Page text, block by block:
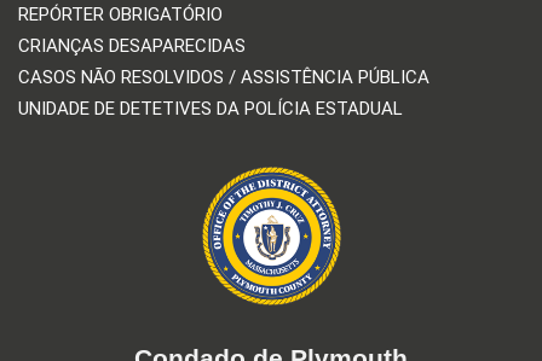
REPÓRTER OBRIGATÓRIO
CRIANÇAS DESAPARECIDAS
CASOS NÃO RESOLVIDOS / ASSISTÊNCIA PÚBLICA
UNIDADE DE DETETIVES DA POLÍCIA ESTADUAL